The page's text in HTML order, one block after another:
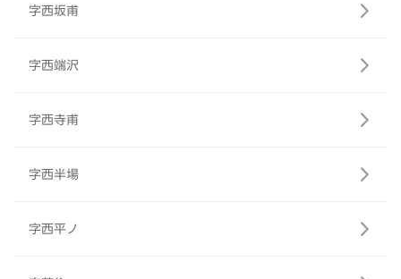
字西坂甫
字西端沢
字西寺甫
字西半場
字西平ノ